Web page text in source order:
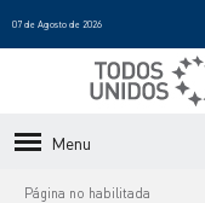
07 de Agosto de 2026
Menu
Página no habilitada